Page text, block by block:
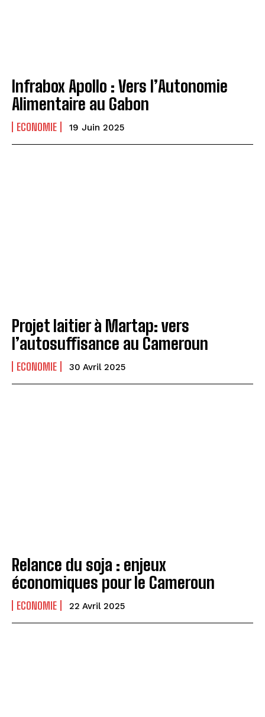
Infrabox Apollo : Vers l’Autonomie
Alimentaire au Gabon
ECONOMIE 19 Juin 2025
Projet laitier à Martap: vers
l’autosuffisance au Cameroun
ECONOMIE 30 Avril 2025
Relance du soja : enjeux
économiques pour le Cameroun
ECONOMIE 22 Avril 2025